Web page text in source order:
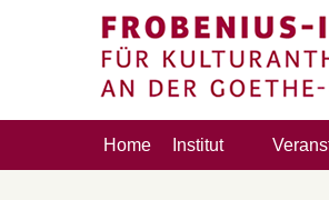
Home Institut